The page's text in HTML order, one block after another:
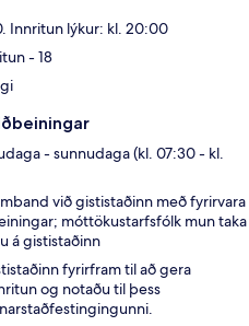
Innritun lýkur: kl. 20:00
- 18
- sunnudaga (kl. 07:30 - kl.
við gististaðinn með fyrirvara
móttökustarfsfólk mun taka
á gististaðinn
fyrirfram til að gera
og notaðu til þess